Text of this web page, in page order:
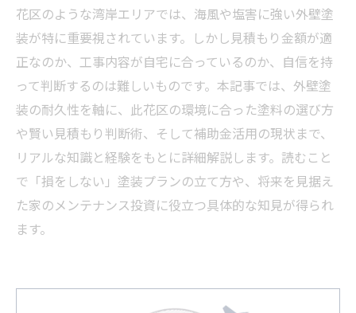
花区のような湾岸エリアでは、海風や塩害に強い外壁塗
装が特に重要視されています。しかし見積もり金額が適
正なのか、工事内容が自宅に合っているのか、自信を持
って判断するのは難しいものです。本記事では、外壁塗
装の耐久性を軸に、此花区の環境に合った塗料の選び方
や賢い見積もり判断術、そして補助金活用の現状まで、
リアルな知識と経験をもとに詳細解説します。読むこと
で「損をしない」塗装プランの立て方や、将来を見据え
た家のメンテナンス投資に役立つ具体的な知見が得られ
ます。